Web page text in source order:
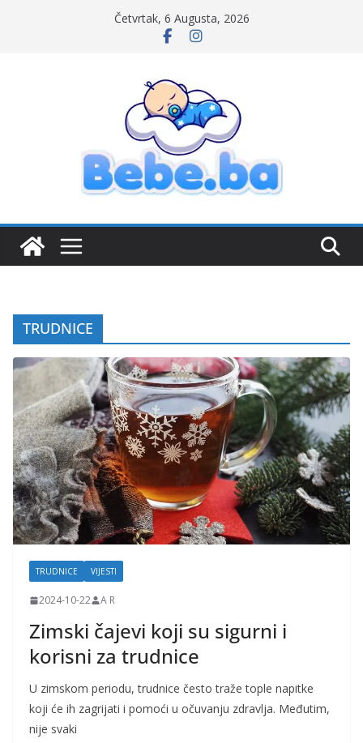
Četvrtak, 6 Augusta, 2026
P
o
r
t
a
l
a
m
a
j
k
e
i
t
r
u
n
i
c
e
TRUDNICE
TRUDNICE VIJESTI
2024-10-22 A R
Zimski čajevi koji su sigurni i
korisni za trudnice
U zimskom periodu, trudnice često traže tople napitke
koji će ih zagrijati i pomoći u očuvanju zdravlja. Međutim,
nije svaki